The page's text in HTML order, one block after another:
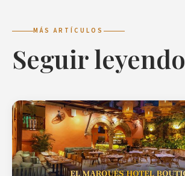
MÁS ARTÍCULOS
Seguir leyendo